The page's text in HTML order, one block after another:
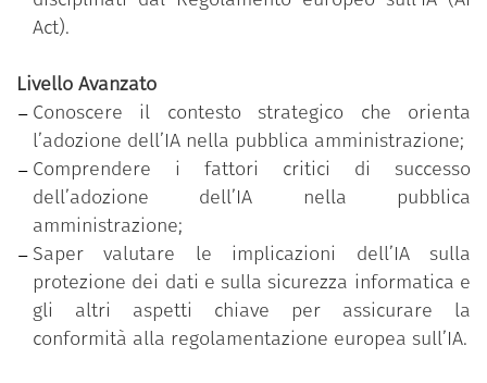
Il dipendente pubblico che ha conseguito il badge
in funzione dell’effettivo fabbisogno di competenze
individuale rilevato, attraverso un test di
assessment iniziale, ed ha superato con successo il
test di verifica delle competenze acquisite relativo
al livello di padronanza più elevato (avanzato).
Il programma è parte delle iniziative formative
promosse sulla piattaforma“Syllabus – Nuove
competenze per le Pubbliche Amministrazioni”sul
tema della transizione digitale, che mirano
sviluppare le competenze e abilità necessarie a
Act).
Livello Avanzato
Conoscere il contesto strategico che orienta
l’adozione dell’IA nella pubblica amministrazione;
Comprendere i fattori critici di successo
dell’adozione dell’IA nella pubblica
amministrazione;
Saper valutare le implicazioni dell’IA sulla
protezione dei dati e sulla sicurezza informatica e
gli altri aspetti chiave per assicurare la
conformità alla regolamentazione europea sull’IA.